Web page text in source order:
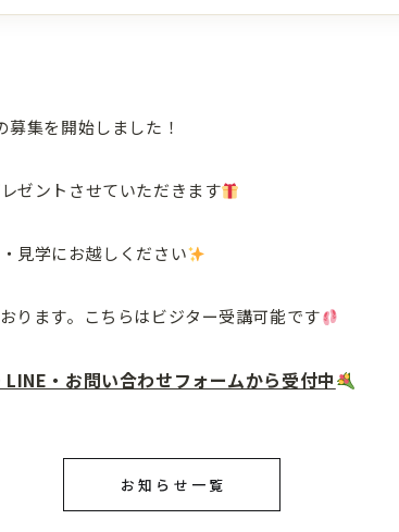
集を開始しました！
ゼントさせていただきます
見学にお越しください
ります。こちらはビジター受講可能です
・お問い合わせフォームから受付中
お知らせ一覧